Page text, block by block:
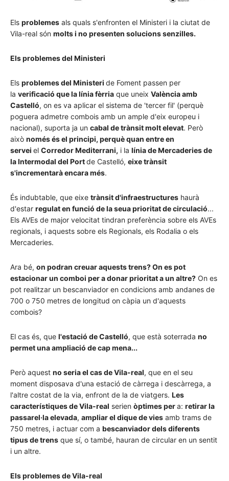
Els problemes als quals s'enfronten el Ministeri i la ciutat de
Vila-real són molts i no presenten solucions senzilles.
Els problemes del Ministeri
Els problemes del Ministeri de Foment passen per
la verificació que la línia fèrria que uneix València amb
Castelló, on es va aplicar el sistema de 'tercer fil' (perquè
poguera admetre combois amb un ample d'eix europeu i
nacional), suporta ja un cabal de trànsit molt elevat. Però
això només és el principi, perquè quan entre en
servei el Corredor Mediterrani, i la línia de Mercaderies de
la Intermodal del Portde Castelló, eixe trànsit
s'incrementarà encara més.
És indubtable, que eixe trànsit d'infraestructures haurà
d'estar regulat en funció de la seua prioritat de circulació...
Els AVEs de major velocitat tindran preferència sobre els AVEs
regionals, i aquests sobre els Regionals, els Rodalia o els
Mercaderies.
Ara bé, on podran creuar aquests trens? On es pot
estacionar un comboi per a donar prioritat a un altre? On es
pot realitzar un bescanviador en condicions amb andanes de
700 o 750 metres de longitud on càpia un d'aquests
combois?
El cas és, que l'estació de Castelló, que està soterrada no
permet una ampliació de cap mena...
Però aquest no seria el cas de Vila-real, que en el seu
moment disposava d'una estació de càrrega i descàrrega, a
l'altre costat de la via, enfront de la de viatgers. Les
característiques de Vila-real serien òptimes pera: retirar la
passarel·la elevada, ampliar el dique de vies amb trams de
750 metres, i actuar com a bescanviador dels diferents
tipus de trens que sí, o també, hauran de circular en un sentit
i un altre.
Els problemes de Vila-real